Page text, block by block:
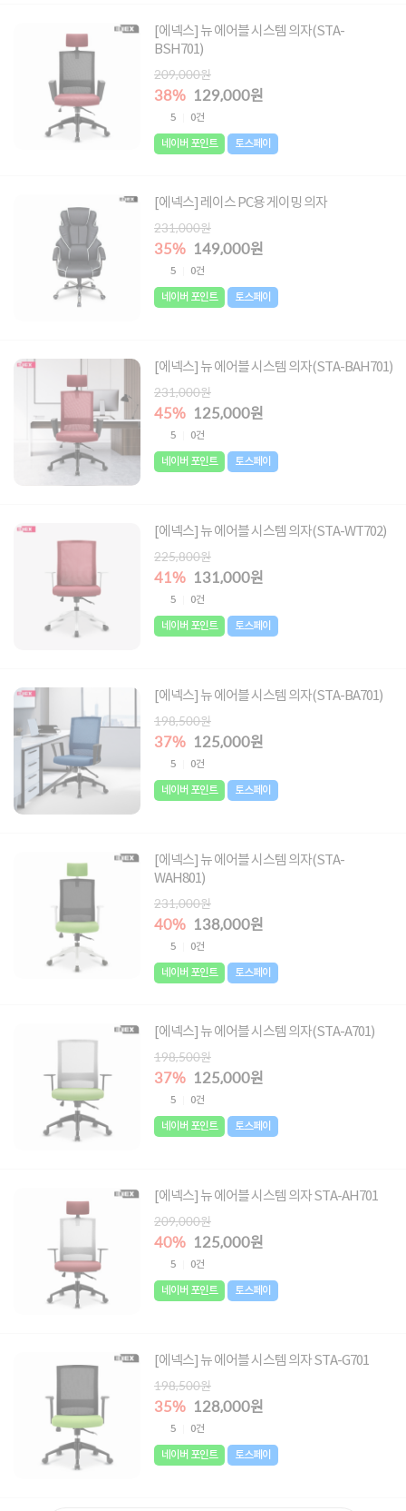
[에넥스] 뉴 에어블 시스템 의자(STA-
BSH701)
209,000원
38% 129,000원
5 0건
네이버 포인트 토스페이
[에넥스] 레이스 PC용 게이밍 의자
231,000원
35% 149,000원
5 0건
네이버 포인트 토스페이
[에넥스] 뉴 에어블 시스템 의자(STA-BAH701)
231,000원
45% 125,000원
5 0건
네이버 포인트 토스페이
[에넥스] 뉴 에어블 시스템 의자(STA-WT702)
225,800원
41% 131,000원
5 0건
네이버 포인트 토스페이
[에넥스] 뉴 에어블 시스템 의자(STA-BA701)
198,500원
37% 125,000원
5 0건
네이버 포인트 토스페이
[에넥스] 뉴 에어블 시스템 의자(STA-
WAH801)
231,000원
40% 138,000원
5 0건
네이버 포인트 토스페이
[에넥스] 뉴 에어블 시스템 의자(STA-A701)
198,500원
37% 125,000원
5 0건
네이버 포인트 토스페이
[에넥스] 뉴 에어블 시스템 의자 STA-AH701
209,000원
40% 125,000원
5 0건
네이버 포인트 토스페이
[에넥스] 뉴 에어블 시스템 의자 STA-G701
198,500원
35% 128,000원
5 0건
네이버 포인트 토스페이